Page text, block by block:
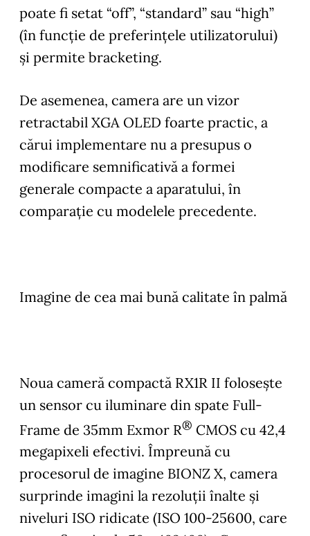
poate fi setat “off”, “standard” sau “high”
(în funcție de preferințele utilizatorului)
și permite bracketing.
De asemenea, camera are un vizor
retractabil XGA OLED foarte practic, a
cărui implementare nu a presupus o
modificare semnificativă a formei
generale compacte a aparatului, în
comparație cu modelele precedente.
Imagine de cea mai bună calitate în palmă
Noua cameră compactă RX1R II folosește
un sensor cu iluminare din spate Full-
Frame de 35mm Exmor R® CMOS cu 42,4
megapixeli efectivi. Împreună cu
procesorul de imagine BIONZ X, camera
surprinde imagini la rezoluții înalte și
niveluri ISO ridicate (ISO 100-25600, care